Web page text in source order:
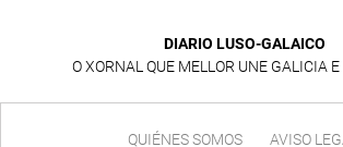
DIARIO LUSO-GALAICO
O XORNAL QUE MELLOR UNE GALICIA
QUIÉNES SOMOS AVISO